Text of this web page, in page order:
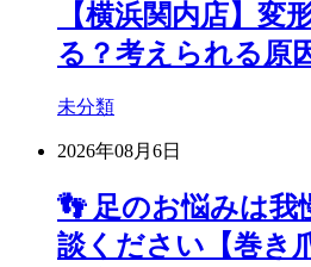
【横浜関内店】変
る？考えられる原
未分類
2026年08月6日
👣 足のお悩みは我
談ください【巻き